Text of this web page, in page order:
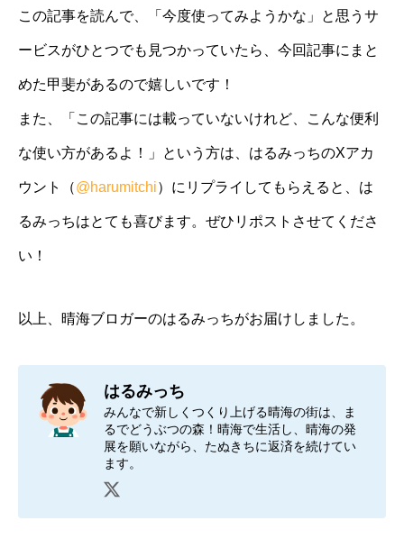
この記事を読んで、「今度使ってみようかな」と思うサ
ービスがひとつでも見つかっていたら、今回記事にまと
めた甲斐があるので嬉しいです！
また、「この記事には載っていないけれど、こんな便利
な使い方があるよ！」という方は、はるみっちのXアカ
ウント（@harumitchi）にリプライしてもらえると、は
るみっちはとても喜びます。ぜひリポストさせてくださ
い！
以上、晴海ブロガーのはるみっちがお届けしました。
はるみっち
みんなで新しくつくり上げる晴海の街は、ま
るでどうぶつの森！晴海で生活し、晴海の発
展を願いながら、たぬきちに返済を続けてい
ます。